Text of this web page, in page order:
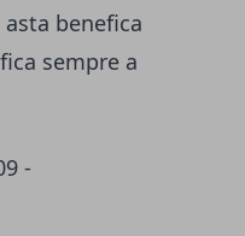
benefica
sempre a
-